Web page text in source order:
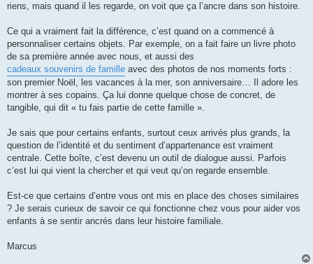
riens, mais quand il les regarde, on voit que ça l’ancre dans son histoire.
Ce qui a vraiment fait la différence, c’est quand on a commencé à
personnaliser certains objets. Par exemple, on a fait faire un livre photo
de sa première année avec nous, et aussi des
cadeaux souvenirs de famille avec des photos de nos moments forts :
son premier Noël, les vacances à la mer, son anniversaire… Il adore les
montrer à ses copains. Ça lui donne quelque chose de concret, de
tangible, qui dit « tu fais partie de cette famille ».
Je sais que pour certains enfants, surtout ceux arrivés plus grands, la
question de l’identité et du sentiment d’appartenance est vraiment
centrale. Cette boîte, c’est devenu un outil de dialogue aussi. Parfois
c’est lui qui vient la chercher et qui veut qu’on regarde ensemble.
Est-ce que certains d’entre vous ont mis en place des choses similaires
? Je serais curieux de savoir ce qui fonctionne chez vous pour aider vos
enfants à se sentir ancrés dans leur histoire familiale.
Marcus